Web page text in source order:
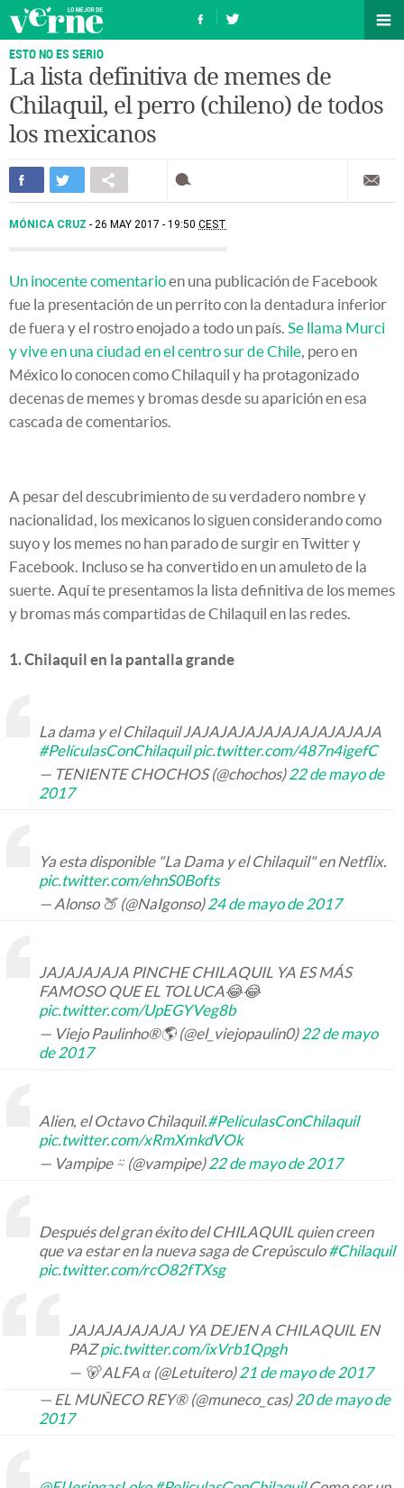
ESTO NO ES SERIO
La lista definitiva de memes de
Chilaquil, el perro (chileno) de todos
los mexicanos
MÓNICA CRUZ 26 MAY 2017 - 19:50 CEST
Un inocente comentarioen una publicación de Facebook
fue la presentación de un perrito con la dentadura inferior
de fuera y el rostro enojado a todo un país. Se llama Murci
y vive en una ciudad en el centro sur de Chile, pero en
México lo conocen como Chilaquil y ha protagonizado
decenas de memes y bromas desde su aparición en esa
cascada de comentarios.
A pesar del descubrimiento de su verdadero nombre y
nacionalidad, los mexicanos lo siguen considerando como
suyo y los memes no han parado de surgir en Twitter y
Facebook. Incluso se ha convertido en un amuleto de la
suerte. Aquí te presentamos la lista definitiva de los memes
y bromas más compartidas de Chilaquil en las redes.
1. Chilaquil en la pantalla grande
La dama y el Chilaquil JAJAJAJAJAJAJAJAJAJAJA
#PelículasConChilaquil pic.twitter.com/487n4igefC
— TENIENTE CHOCHOS (@chochos)22 de mayo de
2017
Ya esta disponible "La Dama y el Chilaquil" en Netflix.
pic.twitter.com/ehnS0Bofts
— Alonso 🍑 (@NaIgonso)24 de mayo de 2017
JAJAJAJAJA PINCHE CHILAQUIL YA ES MÁS
FAMOSO QUE EL TOLUCA😂😂
pic.twitter.com/UpEGYVeg8b
— Viejo Paulinho®🌎 (@el_viejopaulin0)22 de mayo
de 2017
Alien, el Octavo Chilaquil.#PelículasConChilaquil
pic.twitter.com/xRmXmkdVOk
— Vampipe ⍨ (@vampipe)22 de mayo de 2017
Después del gran éxito del CHILAQUIL quien creen
que va estar en la nueva saga de Crepúsculo#Chilaquil
pic.twitter.com/rcO82fTXsg
JAJAJAJAJAJAJ YA DEJEN A CHILAQUIL EN
PAZpic.twitter.com/ixVrb1Qpgh
— 🐻 ALFA α (@Letuitero)21 de mayo de 2017
— EL MUÑECO REY® (@muneco_cas)20 de mayo de
2017